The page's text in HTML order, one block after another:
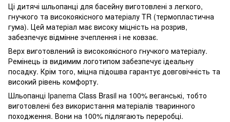
Ці дитячі шльопанці для басейну виготовлені з легкого,
гнучкого та високоякісного матеріалу TR (термопластична
гума). Цей матеріал має високу міцність на розрив,
забезпечує відмінне зчеплення і не ковзає.
Верх виготовлений із високоякісного гнучкого матеріалу.
Ремінець із видимим логотипом забезпечує ідеальну
посадку. Крім того, міцна підошва гарантує довговічність та
високий рівень комфорту.
Шльопанці Ipanema Class Brasil на 100% веганські, тобто
виготовлені без використання матеріалів тваринного
походження. Вони на 100% підлягають переробці.